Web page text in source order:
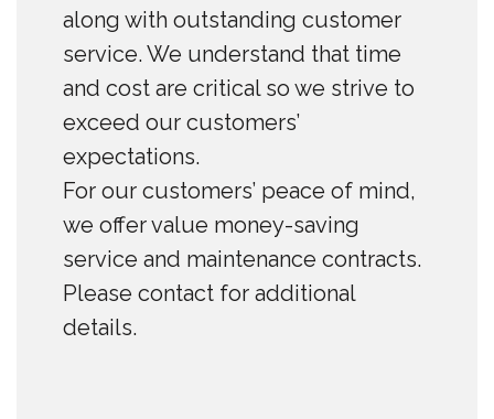
along with outstanding customer
service. We understand that time
and cost are critical so we strive to
exceed our customers’
expectations.
For our customers’ peace of mind,
we offer value money-saving
service and maintenance contracts.
Please contact for additional
details.